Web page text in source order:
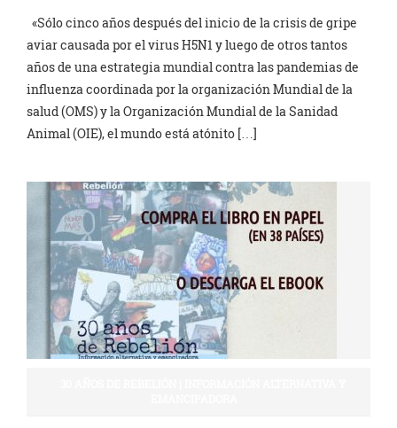
«Sólo cinco años después del inicio de la crisis de gripe
aviar causada por el virus H5N1 y luego de otros tantos
años de una estrategia mundial contra las pandemias de
influenza coordinada por la organización Mundial de la
salud (OMS) y la Organización Mundial de la Sanidad
Animal (OIE), el mundo está atónito […]